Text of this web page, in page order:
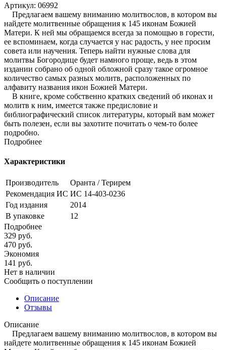
Артикул: 06992
Предлагаем вашему вниманию молитвослов, в котором вы
найдете молитвенные обращения к 145 иконам Божией
Матери. К ней мы обращаемся всегда за помощью в горести,
ее вспоминаем, когда случается у нас радость, у нее просим
совета или научения. Теперь найти нужные слова для
молитвы Богородице будет намного проще, ведь в этом
издании собрано об одной обложной сразу такое огромное
количество самых разных молитв, расположенных по
алфавиту названия икон Божией Матери.
В книге, кроме собственно кратких сведений об иконах и
молитв к ним, имеется также предисловие и
библиографический список литературы, который вам может
быть полезен, если вы захотите почитать о чем-то более
подробно.
Подробнее
Характеристики
Производитель
Оранта / Терирем
Рекомендация ИС ИС 14-403-0236
Год издания
2014
В упаковке
12
Подробнее
329 руб.
470 руб.
Экономия
141 руб.
Нет в наличии
Сообщить о поступлении
Описание
Отзывы
Описание
Предлагаем вашему вниманию молитвослов, в котором вы
найдете молитвенные обращения к 145 иконам Божией